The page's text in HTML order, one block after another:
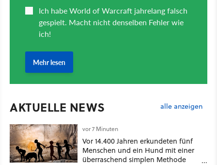
AKTUELLE NEWS alle anzeigen
vor 7 Minuten
Vor 14.400 Jahren erkundeten fünf
Menschen und ein Hund mit einer
überraschend simplen Methode